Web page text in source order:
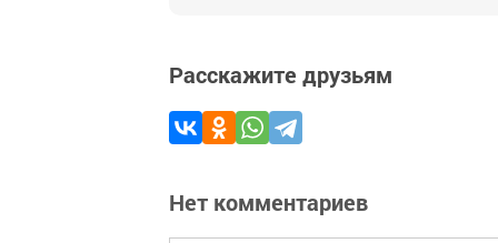
Расскажите друзьям
Нет комментариев